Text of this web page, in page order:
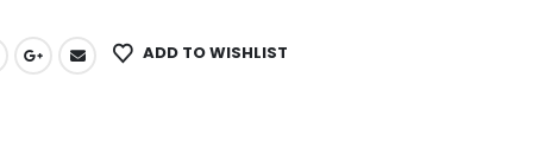
ADD TO WISHLIST